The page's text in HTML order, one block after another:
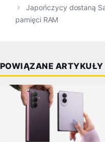
Japończycy dostaną
pamięci RAM
POWIĄZANE ARTYKUŁY